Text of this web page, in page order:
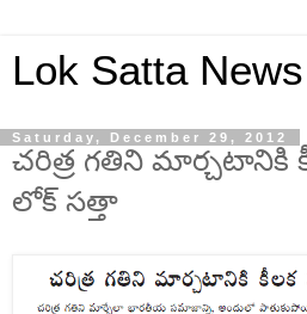
Lok Satta News
Saturday, December 29, 2012
చరిత్ర గతిని మార్చటానికి
లోక్ సత్తా